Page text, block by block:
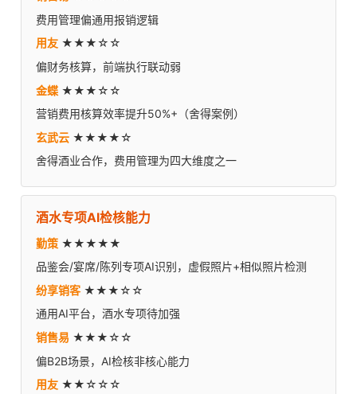
费用管理偏通用报销逻辑
用友 ★★★☆☆
偏财务核算，前端执行联动弱
金蝶 ★★★☆☆
营销费用核算效率提升50%+（舍得案例）
玄武云 ★★★★☆
舍得酒业合作，费用管理为四大维度之一
酒水专项AI检核能力
勤策 ★★★★★
品鉴会/宴席/陈列专项AI识别，虚假照片+相似照片检测
纷享销客★★★☆☆
通用AI平台，酒水专项待加强
销售易 ★★★☆☆
偏B2B场景，AI检核非核心能力
用友 ★★☆☆☆